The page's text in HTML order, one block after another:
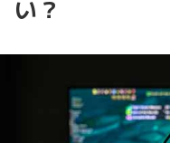
い？